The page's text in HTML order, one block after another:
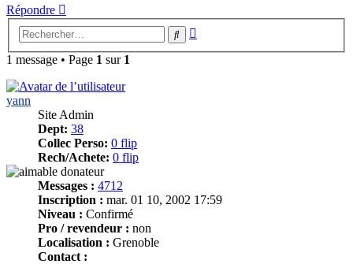
Répondre
Rechercher
1 message • Page 1 sur 1
yann
Site Admin
Dept: 38
Collec Perso: 0 flip
Rech/Achete: 0 flip
Messages : 4712
Inscription : mar. 01 10, 2002 17:59
Niveau : Confirmé
Pro / revendeur : non
Localisation : Grenoble
Contact :